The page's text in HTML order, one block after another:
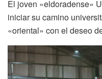
El joven «eldoradense»
iniciar su camino
«oriental» con el deseo